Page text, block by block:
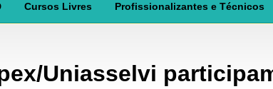
Cursos Livres Profissionalizantes e Técnicos
Uniasselvi